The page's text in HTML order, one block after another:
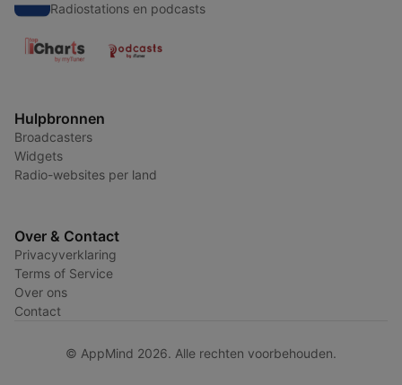
Radiostations en podcasts
Hulpbronnen
Broadcasters
Widgets
Radio-websites per land
Over & Contact
Privacyverklaring
Terms of Service
Over ons
Contact
© AppMind 2026. Alle rechten voorbehouden.